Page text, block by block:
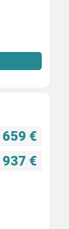
659 €
937 €